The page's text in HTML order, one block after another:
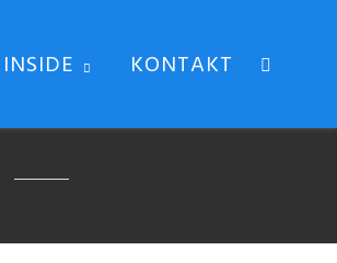
INSIDE KONTAKT